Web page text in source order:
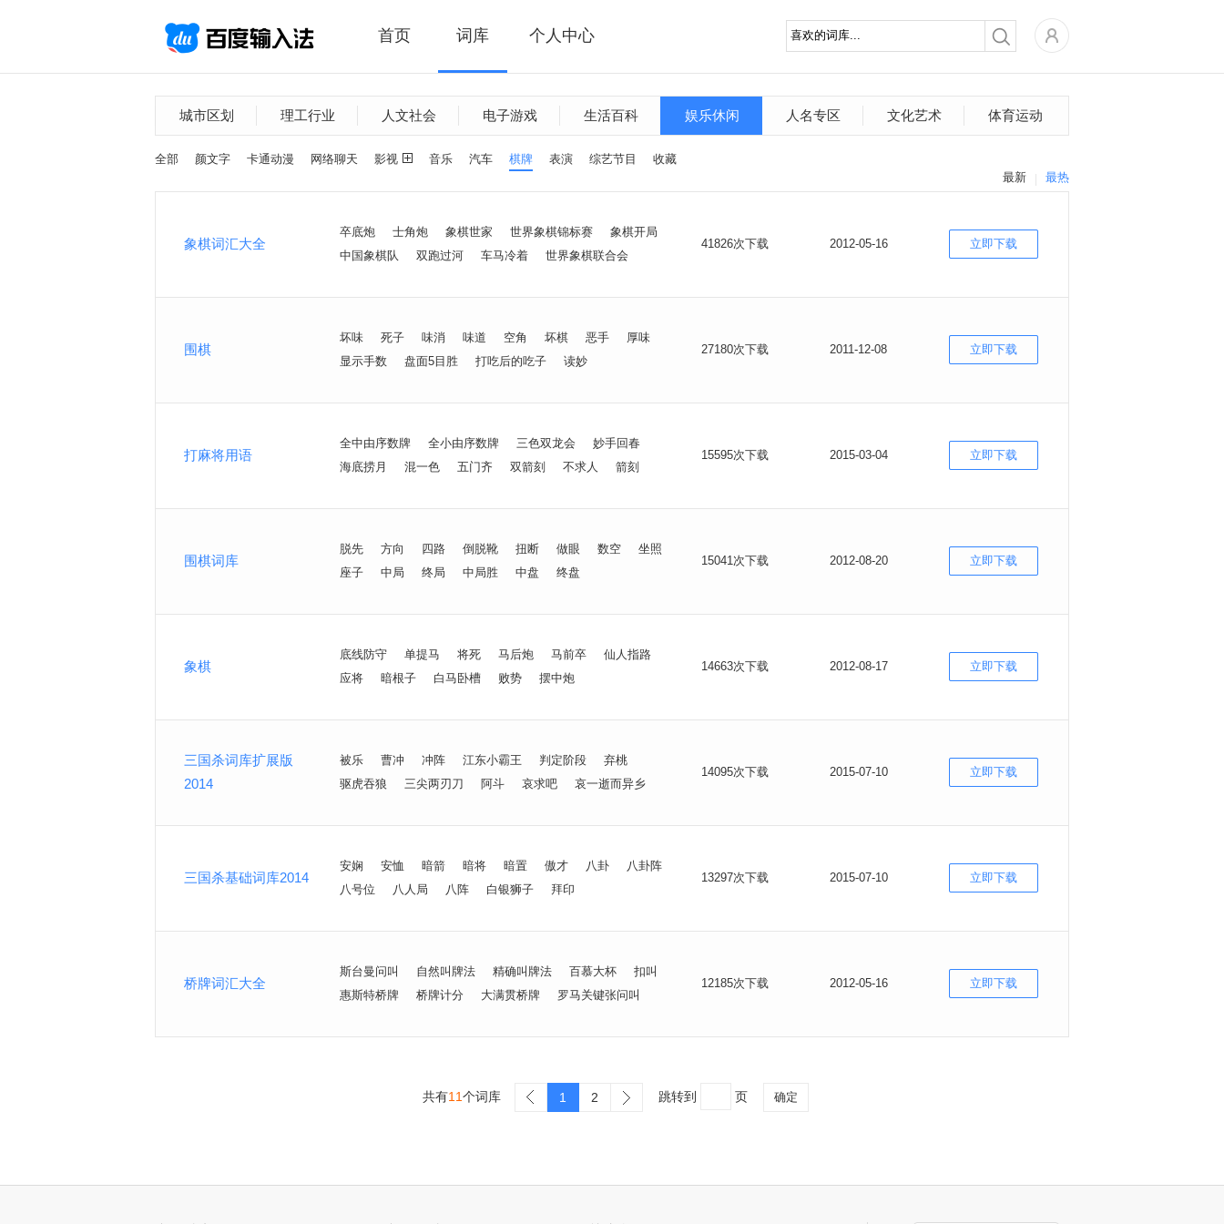
首页 词库 个人中心
城市区划 理工行业 人文社会 电子游戏 生活百科 娱乐休闲 人名专区 文化艺术 体育运动
全部 颜文字 卡通动漫 网络聊天 影视 音乐 汽车 棋牌 表演 综艺节目
收藏
最热
最新
象棋词汇大全
卒底炮 士角炮 象棋世家 世界象棋锦标赛
象棋开局
中国象棋队
双跑过河 车马冷着 世界象棋联合会
41826次下载 2012-05-16 立即下载
围棋
坏味 死子 味消 味道 空角 坏棋 恶手
厚味
显示手数
盘面5目胜 打吃后的吃子 读妙
27180次下载 2011-12-08 立即下载
打麻将用语
全中由序数牌 全小由序数牌 三色双龙会
妙手回春
海底捞月
混一色 五门齐 双箭刻 不求人 箭刻
15595次下载 2015-03-04 立即下载
围棋词库
脱先 方向 四路 倒脱靴 扭断 做眼 数空
坐照
座子
中局 终局 中局胜 中盘 终盘
15041次下载 2012-08-20 立即下载
象棋
底线防守 单提马 将死 马后炮 马前卒
仙人指路
应将
暗根子 白马卧槽 败势 摆中炮
14663次下载 2012-08-17 立即下载
三国杀词库扩展版
2014
被乐 曹冲 冲阵 江东小霸王 判定阶段
弃桃
驱虎吞狼
三尖两刃刀 阿斗 哀求吧 哀一逝而异乡
14095次下载 2015-07-10 立即下载
三国杀基础词库2014
安娴 安恤 暗箭 暗将 暗置 傲才 八卦
八卦阵
八号位
八人局 八阵 白银狮子 拜印
13297次下载 2015-07-10 立即下载
桥牌词汇大全
斯台曼问叫 自然叫牌法 精确叫牌法 百慕大杯
扣叫
惠斯特桥牌
桥牌计分 大满贯桥牌 罗马关键张问叫
12185次下载 2012-05-16 立即下载
共有11个词库 1 2 跳转到 页 确定